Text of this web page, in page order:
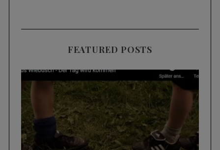
FEATURED POSTS